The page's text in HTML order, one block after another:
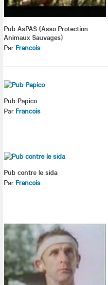
Pub AsPAS (Asso Protection
Animaux Sauvages)
Par Francois
Pub Papico
Par Francois
Pub contre le sida
Par Francois